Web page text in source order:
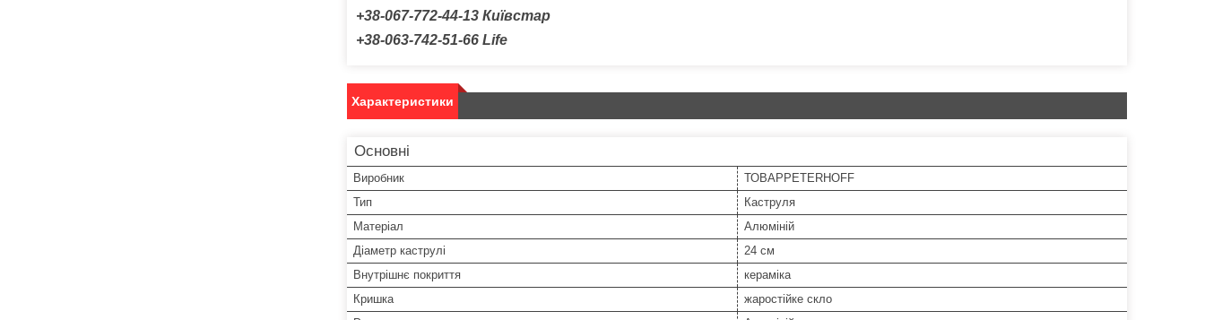
+38-067-772-44-13 Київстар
+38-063-742-51-66 Life
Характеристики
Основні
Виробник
ТОВАРPETERHOFF
Тип
Каструля
Матеріал
Алюміній
Діаметр каструлі
24 см
Внутрішнє покриття
кераміка
Кришка
жаростійке скло